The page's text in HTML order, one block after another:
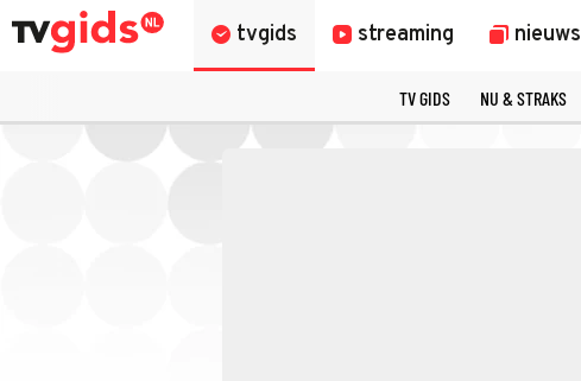
tvgids streaming nieuws
TV GIDS NU & STRAKS